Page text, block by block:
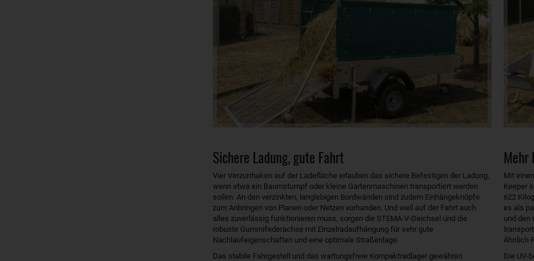
Sichere Ladung, gute Fahrt
Vier Verzurrhaken auf der Ladefläche erlauben das sichere Befestigen der Ladung,
wenn etwa ein Baumstumpf oder kleine Gartenmaschinen transportiert werden
sollen. An den verzinkten, langlebigen Bordwänden sind zudem Einhängeknöpfe
zum Anbringen von Planen oder Netzen vorhanden. Und weil auf der Fahrt auch
alles zuverlässig funktionieren muss, sorgen die STEMA-V-Deichsel und die
robuste Gummifederachse mit Einzelradaufhängung für sehr gute
Nachlaufeigenschaften und eine optimale Straßenlage.
Das stabile Fahrgestell und das wartungsfreie Kompaktradlager gewähren
Mehr
Mit
Keeper
622
es als
und den
Ähnlich
Die UV-